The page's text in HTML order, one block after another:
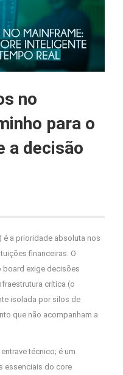
no
para o
a decisão
é a prioridade absoluta nos
financeiras. O
board exige decisões
crítica (o
isolada por silos de
que não acompanham a
técnico; é um
essenciais do core